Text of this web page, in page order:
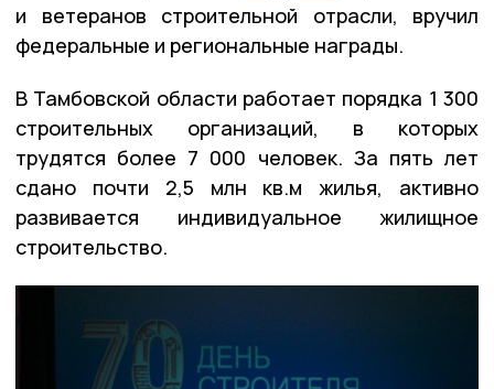
и ветеранов строительной отрасли, вручил
федеральные и региональные награды.
В Тамбовской области работает порядка 1 300
строительных организаций, в которых
трудятся более 7 000 человек. За пять лет
сдано почти 2,5 млн кв.м жилья, активно
развивается индивидуальное жилищное
строительство.